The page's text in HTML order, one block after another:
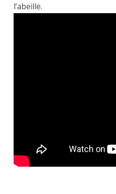
l’abeille.